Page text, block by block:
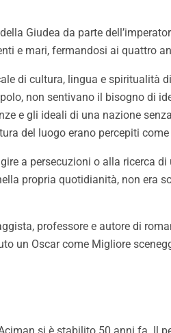
Giudea da parte
e mari, fermandosi ai quattro
di cultura, lingua e spiritualità
non sentivano il bisogno di
e gli ideali di una nazione
del luogo erano percepiti
a persecuzioni o alla ricerca
propria quotidianità, non era
professore e autore di
un Oscar come Migliore
si è stabilito 50 anni fa. Il